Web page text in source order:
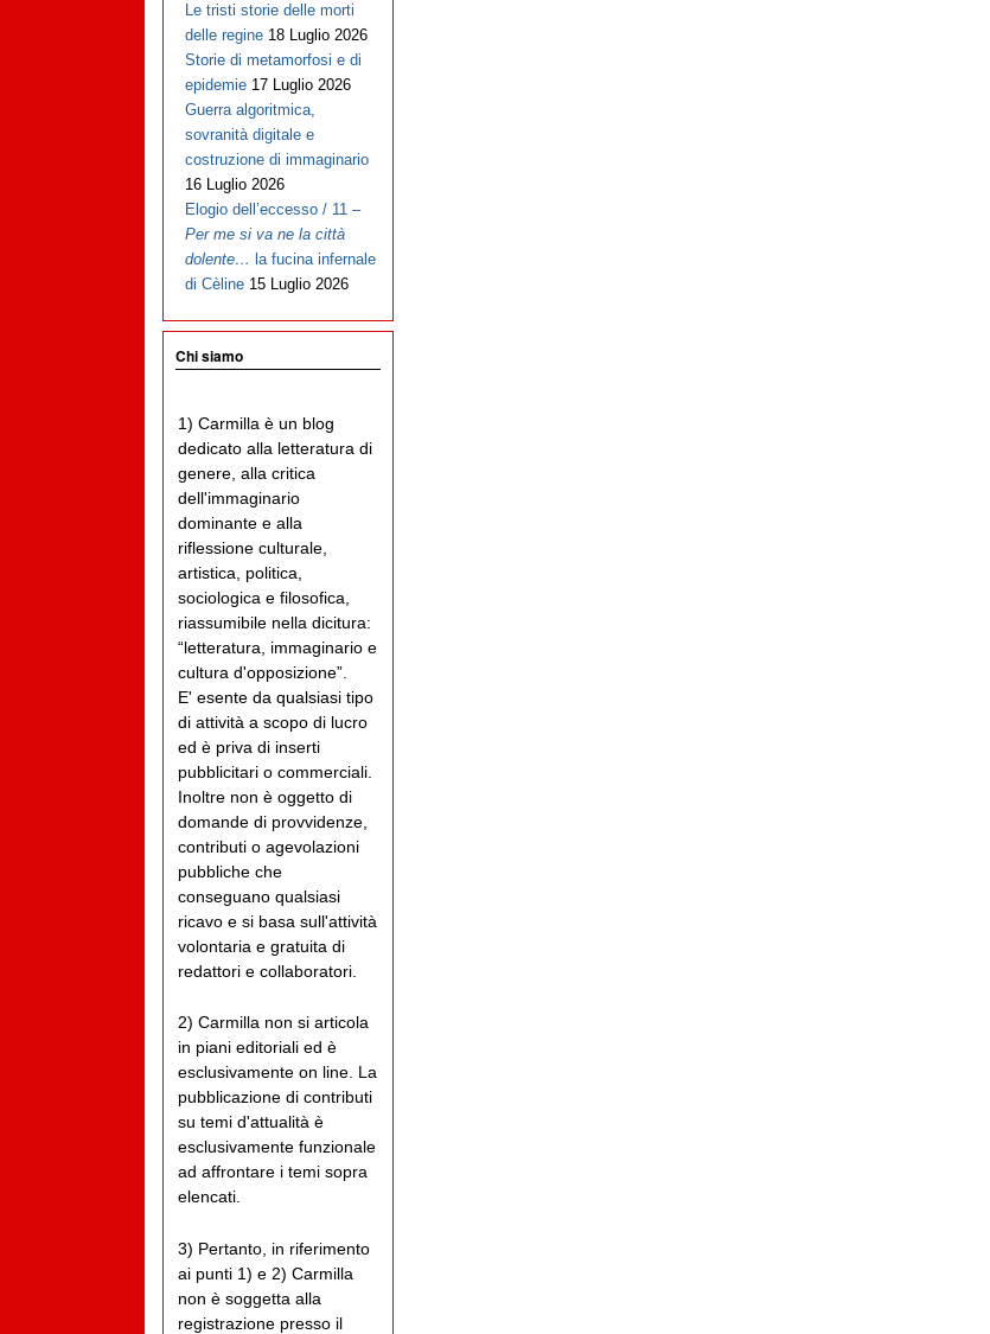
Le tristi storie delle morti
delle regine 18 Luglio 2026
Storie di metamorfosi e di
epidemie 17 Luglio 2026
Guerra algoritmica,
sovranità digitale e
costruzione di immaginario
16 Luglio 2026
Elogio dell’eccesso / 11 –
Per me si va ne la città
dolente… la fucina infernale
di Cèline 15 Luglio 2026
Chi siamo
1) Carmilla è un blog
dedicato alla letteratura di
genere, alla critica
dell'immaginario
dominante e alla
riflessione culturale,
artistica, politica,
sociologica e filosofica,
riassumibile nella dicitura:
“letteratura, immaginario e
cultura d'opposizione”.
E' esente da qualsiasi tipo
di attività a scopo di lucro
ed è priva di inserti
pubblicitari o commerciali.
Inoltre non è oggetto di
domande di provvidenze,
contributi o agevolazioni
pubbliche che
conseguano qualsiasi
ricavo e si basa sull'attività
volontaria e gratuita di
redattori e collaboratori.
2) Carmilla non si articola
in piani editoriali ed è
esclusivamente on line. La
pubblicazione di contributi
su temi d'attualità è
esclusivamente funzionale
ad affrontare i temi sopra
elencati.
3) Pertanto, in riferimento
ai punti 1) e 2) Carmilla
non è soggetta alla
registrazione presso il